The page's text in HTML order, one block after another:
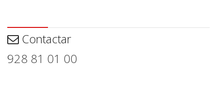
Contactar
928 81 01 00